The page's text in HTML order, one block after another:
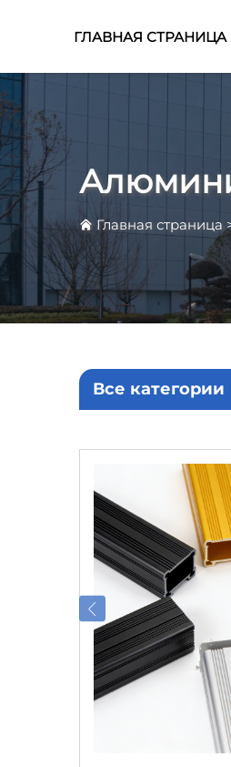
ГЛАВНАЯ СТРАНИЦА
Главная страница
Все категории